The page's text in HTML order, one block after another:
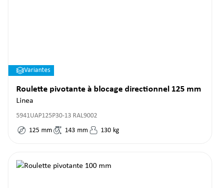
Variantes
Roulette pivotante à blocage directionnel 125 mm
Linea
5941UAP125P30-13 RAL9002
125 mm 143 mm 130 kg